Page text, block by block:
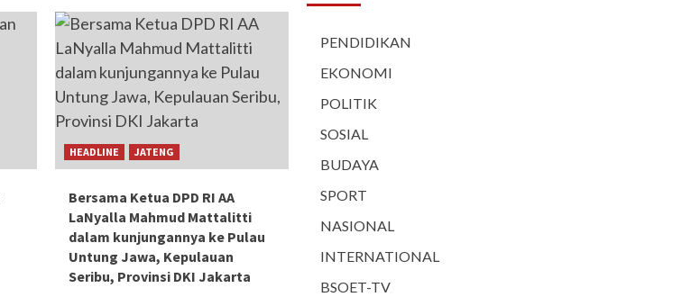
HEADLINE JATENG
Bersama Ketua DPD RI AA
LaNyalla Mahmud Mattalitti
dalam kunjungannya ke Pulau
Untung Jawa, Kepulauan
Seribu, Provinsi DKI Jakarta
PENDIDIKAN
EKONOMI
POLITIK
SOSIAL
BUDAYA
SPORT
NASIONAL
INTERNATIONAL
BSOET-TV